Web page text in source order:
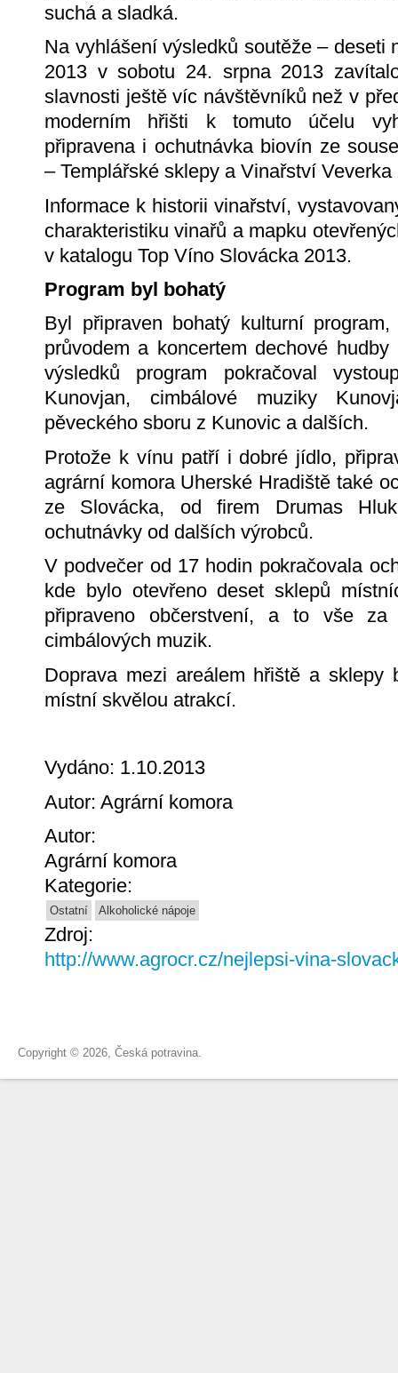
suchá a sladká.
Na vyhlášení výsledků soutěže – deseti
2013 v sobotu 24. srpna 2013
slavnosti ještě víc návštěvníků než v
moderním hřišti k tomuto účelu
připravena i ochutnávka biovín ze
– Templářské sklepy a Vinařství
Informace k historii vinařství,
charakteristiku vinařů a mapku
v katalogu Top Víno Slovácka 2013.
Program byl bohatý
Byl připraven bohatý kulturní
průvodem a koncertem dechové
výsledků program pokračoval
Kunovjan, cimbálové muziky
pěveckého sboru z Kunovic a dalších.
Protože k vínu patří i dobré jídlo,
agrární komora Uherské Hradiště také
ze Slovácka, od firem Drumas
ochutnávky od dalších výrobců.
V podvečer od 17 hodin pokračovala
kde bylo otevřeno deset sklepů
připraveno občerstvení, a to vše
cimbálových muzik.
Doprava mezi areálem hřiště a sklepy
místní skvělou atrakcí.
Vydáno: 1.10.2013
Autor: Agrární komora
Autor:
Agrární komora
Kategorie:
Ostatní Alkoholické nápoje
Zdroj:
http://www.agrocr.cz/nejlepsi-vina-
Copyright © 2026, Česká potravina.